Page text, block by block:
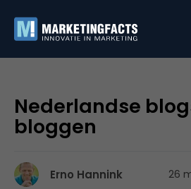
Nederlandse
bloggen
Erno Hannink 26